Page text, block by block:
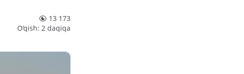
13 173
O‘qish: 2 daqiqa